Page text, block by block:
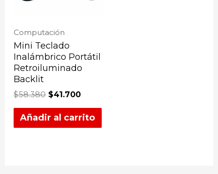
Computación
Mini Teclado
Inalámbrico Portátil
Retroiluminado
Backlit
$58.380 $41.700
Añadir al carrito